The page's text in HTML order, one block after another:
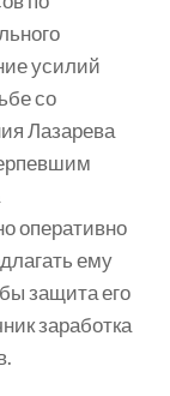
усилий
со
Лазарева
оперативно
ему
защита его
заработка